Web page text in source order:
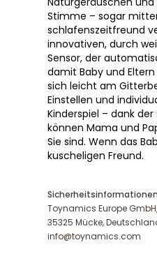
Stimme – sogar
schlafenszeitfreund
innovativen, durch
Sensor, der
damit Baby und
sich leicht am
Einstellen und
Kinderspiel – dank
können Mama und
Sie sind. Wenn das
kuscheligen Freund.
Sicherheitsinformationen
Toynamics Europe
35325 Mücke,
info@toynamics.com